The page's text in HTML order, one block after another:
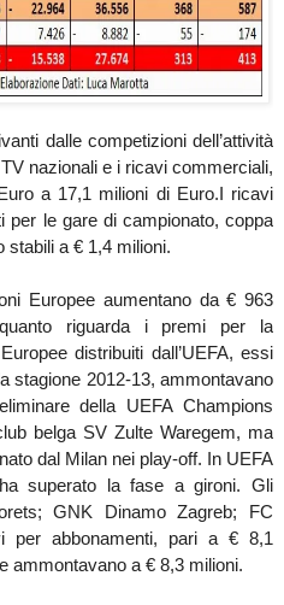
dalle competizioni dell’attività
nazionali e i ricavi commerciali,
a 17,1 milioni di Euro.I ricavi
per le gare di campionato, coppa
stabili a € 1,4 milioni.
Europee aumentano da € 963
riguarda i premi per la
distribuiti dall’UEFA, essi
stagione 2012-13, ammontavano
della UEFA Champions
belga SV Zulte Waregem, ma
dal Milan nei play-off. In UEFA
superato la fase a gironi. Gli
GNK Dinamo Zagreb; FC
per abbonamenti, pari a € 8,1
ammontavano a € 8,3 milioni.